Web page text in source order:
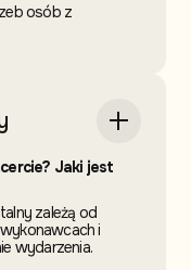
osób z
Jaki jest
zależą od
i
wydarzenia.